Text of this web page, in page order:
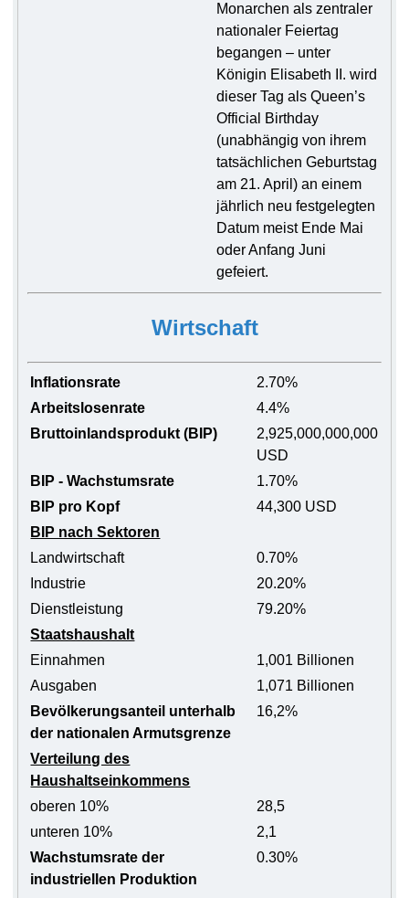
Monarchen als zentraler
nationaler Feiertag
begangen – unter
Königin Elisabeth II. wird
dieser Tag als Queen’s
Official Birthday
(unabhängig von ihrem
tatsächlichen Geburtstag
am 21. April) an einem
jährlich neu festgelegten
Datum meist Ende Mai
oder Anfang Juni
gefeiert.
Wirtschaft
Inflationsrate
2.70%
Arbeitslosenrate
4.4%
Bruttoinlandsprodukt (BIP)
2,925,000,000,000
USD
BIP - Wachstumsrate
1.70%
BIP pro Kopf
44,300 USD
BIP nach Sektoren
Landwirtschaft
0.70%
Industrie
20.20%
Dienstleistung
79.20%
Staatshaushalt
Einnahmen
1,001 Billionen
Ausgaben
1,071 Billionen
Bevölkerungsanteil unterhalb
der nationalen Armutsgrenze
16,2%
Verteilung des
Haushaltseinkommens
oberen 10%
28,5
unteren 10%
2,1
Wachstumsrate der
industriellen Produktion
0.30%